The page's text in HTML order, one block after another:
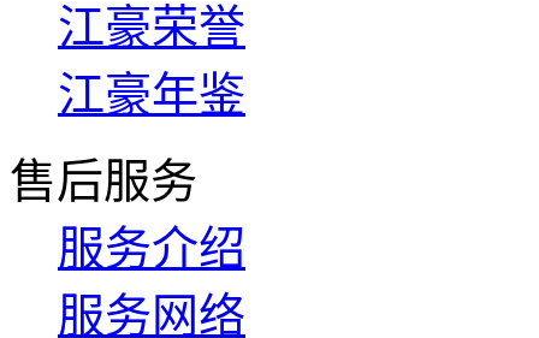
江豪荣誉
江豪年鉴
售后服务
服务介绍
服务网络